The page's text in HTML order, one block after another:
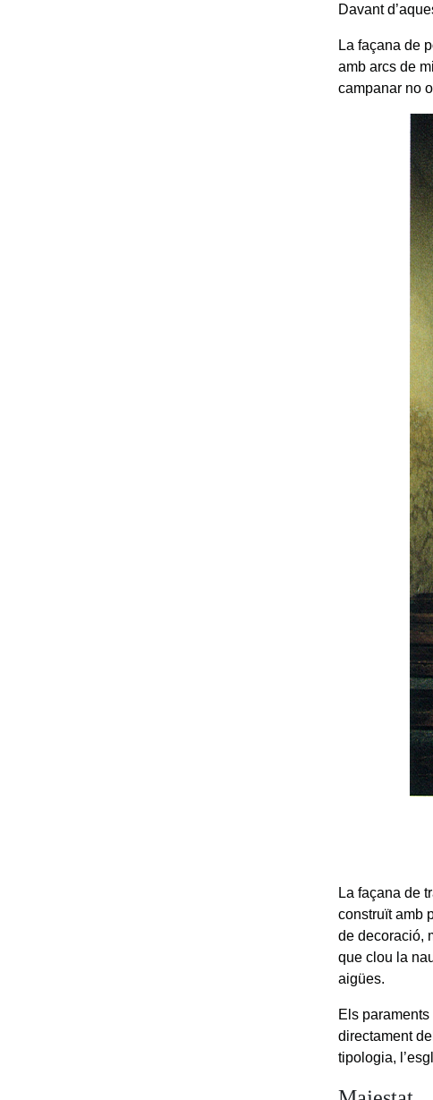
Davant
La façana de
amb arcs de
campanar no
La façana de
construït amb
de decoració,
que clou la
aigües.
Els
directament
tipologia,